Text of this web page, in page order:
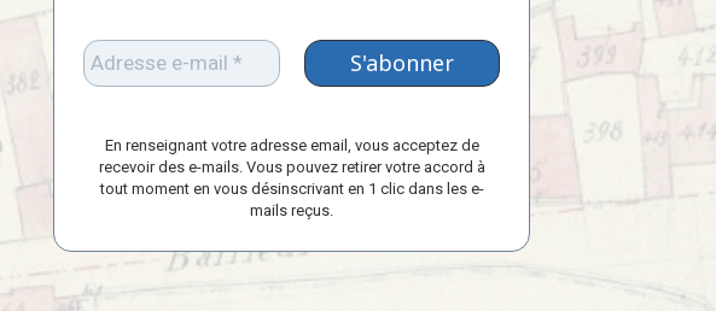
En renseignant votre adresse email, vous acceptez de
recevoir des e-mails. Vous pouvez retirer votre accord à
tout moment en vous désinscrivant en 1 clic dans les e-
mails reçus.